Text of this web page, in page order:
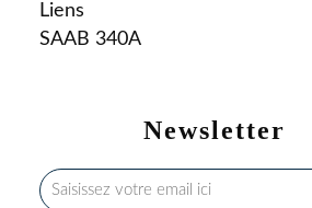
Newsletter
Liens
SAAB 340A